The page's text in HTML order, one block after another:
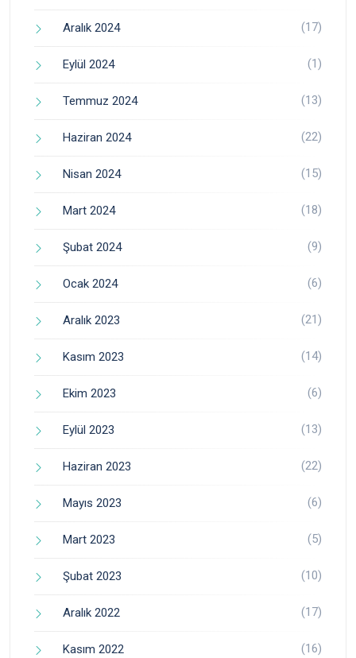
Aralık 2024 (17)
Eylül 2024 (1)
Temmuz 2024 (13)
Haziran 2024 (22)
Nisan 2024 (15)
Mart 2024 (18)
Şubat 2024 (9)
Ocak 2024 (6)
Aralık 2023 (21)
Kasım 2023 (14)
Ekim 2023 (6)
Eylül 2023 (13)
Haziran 2023 (22)
Mayıs 2023 (6)
Mart 2023 (5)
Şubat 2023 (10)
Aralık 2022 (17)
Kasım 2022 (16)